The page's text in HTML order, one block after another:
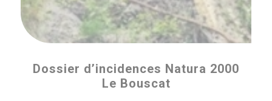
Dossier d’incidences Natura 2000
Le Bouscat